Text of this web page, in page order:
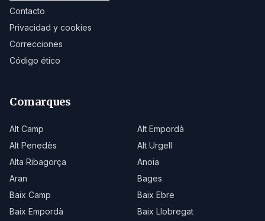
Contacto
Privacidad y cookies
Correcciones
Código ético
Comarques
Alt Camp
Alt Empordà
Alt Penedès
Alt Urgell
Alta Ribagorça
Anoia
Aran
Bages
Baix Camp
Baix Ebre
Baix Empordà
Baix Llobregat